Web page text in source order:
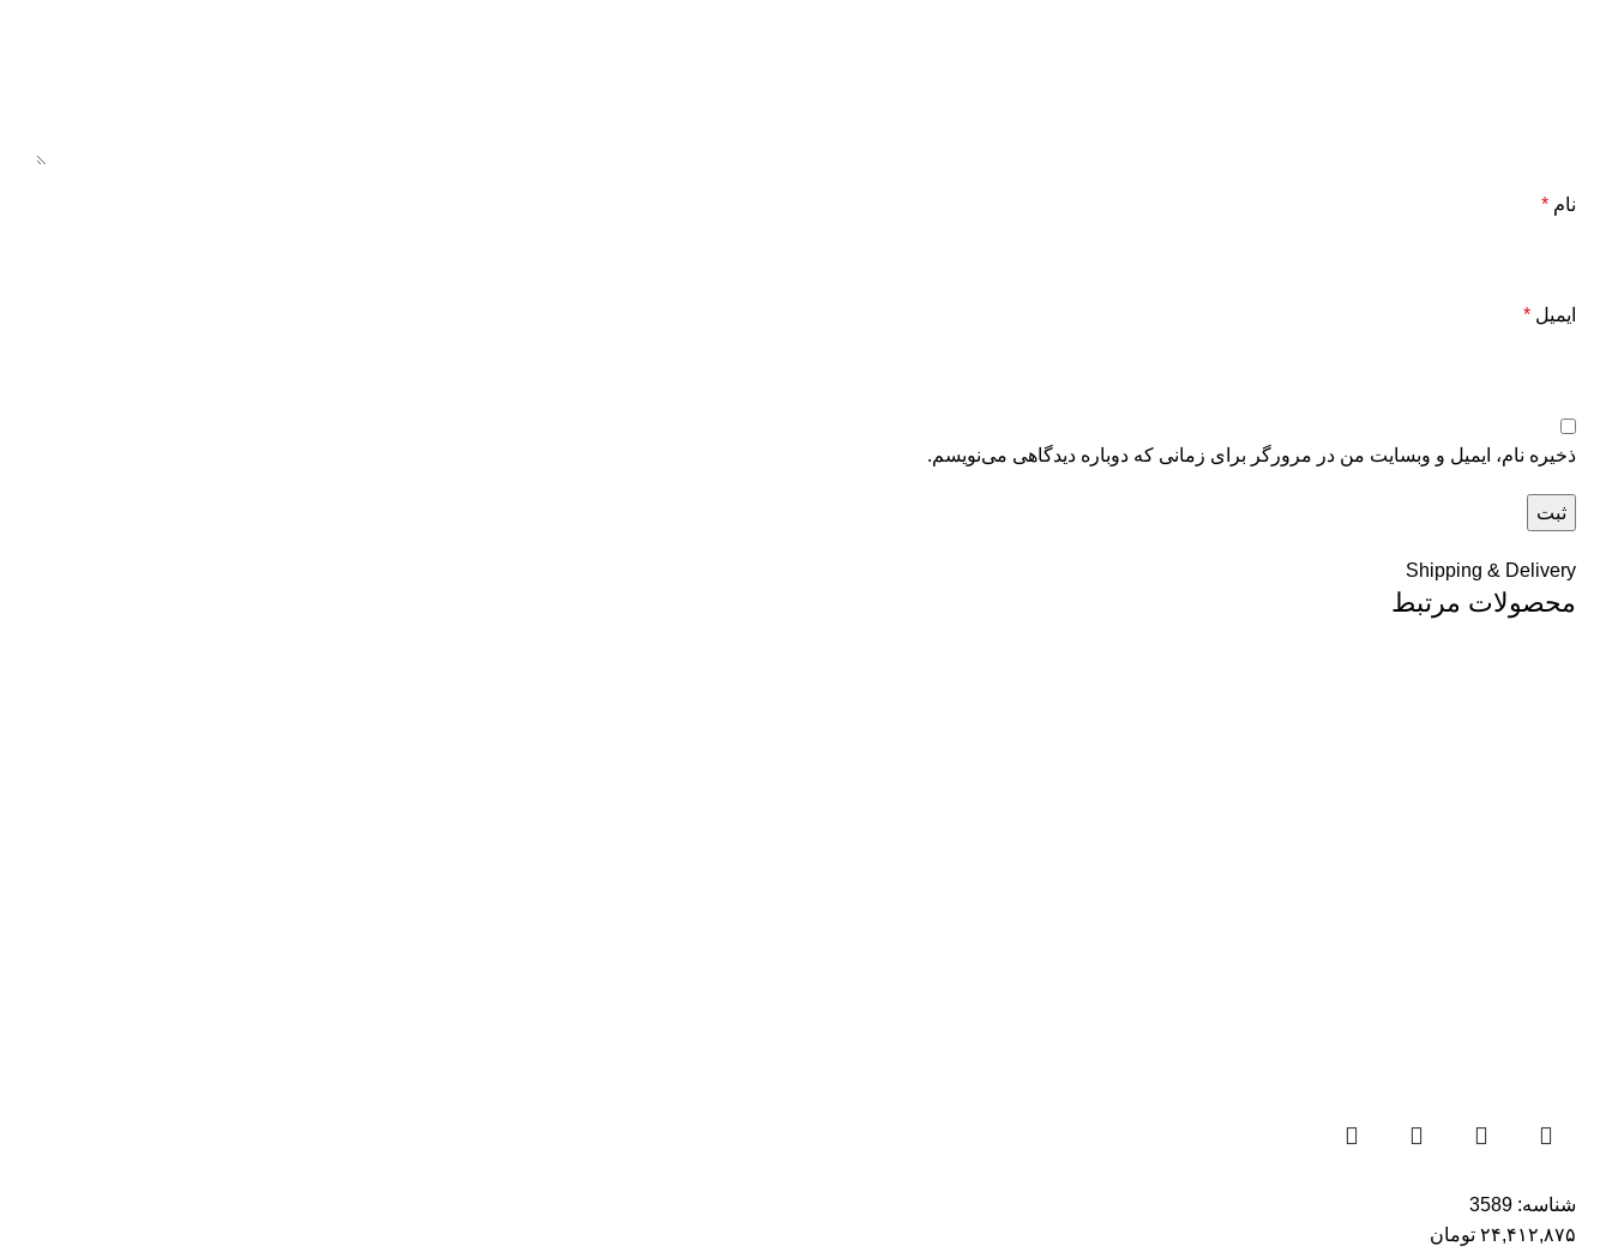
نام *
ایمیل *
ذخیره نام، ایمیل و وبسایت من در مرورگر برای زمانی که دوباره دیدگاهی می‌نویسم.
Shipping & Delivery
محصولات مرتبط
شناسه: 3589
۲۴,۴۱۲,۸۷۵ تومان